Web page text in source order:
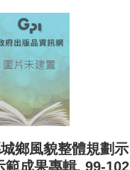
鄉風貌整體規劃示
範成果專輯. 99-102